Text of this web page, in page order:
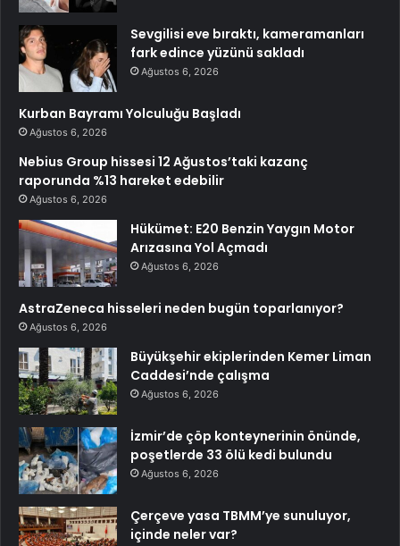
Sevgilisi eve bıraktı, kameramanları
fark edince yüzünü sakladı
Ağustos 6, 2026
Kurban Bayramı Yolculuğu Başladı
Ağustos 6, 2026
Nebius Group hissesi 12 Ağustos’taki kazanç
raporunda %13 hareket edebilir
Ağustos 6, 2026
Hükümet: E20 Benzin Yaygın Motor
Arızasına Yol Açmadı
Ağustos 6, 2026
AstraZeneca hisseleri neden bugün toparlanıyor?
Ağustos 6, 2026
Büyükşehir ekiplerinden Kemer Liman
Caddesi’nde çalışma
Ağustos 6, 2026
İzmir’de çöp konteynerinin önünde,
poşetlerde 33 ölü kedi bulundu
Ağustos 6, 2026
Çerçeve yasa TBMM’ye sunuluyor,
içinde neler var?